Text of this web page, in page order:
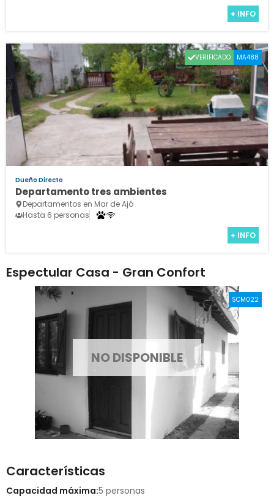
+ INFO
VERIFICADO MA488
Dueño Directo
Departamento tres ambientes
Departamentos en Mar de Ajó
Hasta 6 personas
+ INFO
Espectular Casa - Gran Confort
NO DISPONIBLE
SCM022
Características
Capacidad máxima:5 personas